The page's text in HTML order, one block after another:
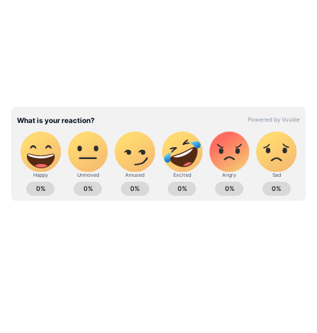
மக்களுக்கு உதவ மன்சூர் அலிகான்
கோரிக்கை
ABOUT THE AUTHOR